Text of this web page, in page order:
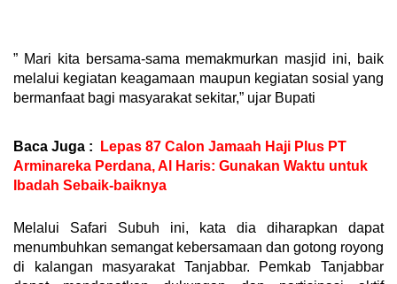
” Mari kita bersama-sama memakmurkan masjid ini, baik
melalui kegiatan keagamaan maupun kegiatan sosial yang
bermanfaat bagi masyarakat sekitar,” ujar Bupati
Baca Juga :
Lepas 87 Calon Jamaah Haji Plus PT
Arminareka Perdana, Al Haris: Gunakan Waktu untuk
Ibadah Sebaik-baiknya
Melalui Safari Subuh ini, kata dia diharapkan dapat
menumbuhkan semangat kebersamaan dan gotong royong
di kalangan masyarakat Tanjabbar. Pemkab Tanjabbar